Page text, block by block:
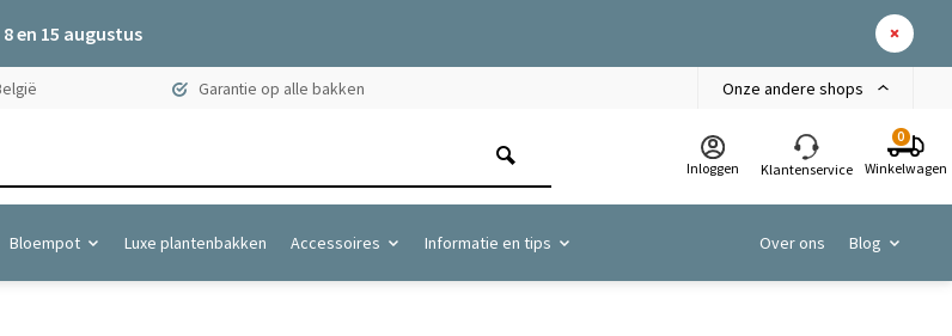
en 15 augustus
Garantie op alle bakken Onze andere shops
Inloggen Klantenservice
0
Winkelwagen
Bloempot Luxe plantenbakken Accessoires Informatie en tips Over ons Blog